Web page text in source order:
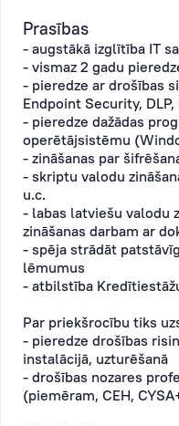
Prasības
- augstākā izglītība IT
- vismaz 2 gadu
- pieredze ar drošības
Endpoint Security,
- pieredze dažādas
operētājsistēmu
- zināšanas par
- skriptu valodu
u.c.
- labas latviešu valodu
zināšanas darbam ar
- spēja strādāt
lēmumus
- atbilstība
Par priekšrocību tiks
- pieredze drošības
instalācijā, uzturēšanā
- drošības nozares
(piemēram, CEH,